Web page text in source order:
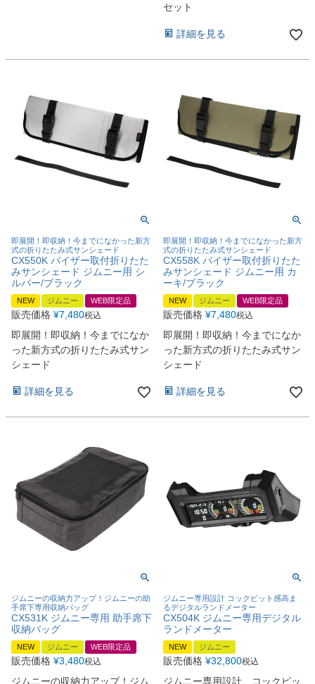
セット
詳細を見る
即展開！即収納！今までになかった新方
式の折りたたみ式サンシェード
CX550K バイザー取付折りたた
みサンシェード ジムニー用 シ
ルバー/ブラック
NEW ジムニー WEB限定品
販売価格 ¥7,480税込
即展開！即収納！今までになか
った新方式の折りたたみ式サン
シェード
詳細を見る
即展開！即収納！今までになかった新方
式の折りたたみ式サンシェード
CX558K バイザー取付折りたた
みサンシェード ジムニー用 カ
ーキ/ブラック
NEW ジムニー WEB限定品
販売価格 ¥7,480税込
即展開！即収納！今までになか
った新方式の折りたたみ式サン
シェード
詳細を見る
ジムニーの収納力アップ！ジムニーの助
手席下専用収納バッグ
CX531K ジムニー専用 助手席下
収納バッグ
NEW ジムニー WEB限定品
販売価格 ¥3,480税込
ジムニーの収納力アップ！ジム
ジムニー専用設計 コックピット感高ま
るデジタルランドメーター
CX504K ジムニー専用デジタル
ランドメーター
NEW ジムニー
販売価格 ¥32,800税込
ジムニー専用設計 コックピッ